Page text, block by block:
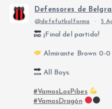
Defensores de
@defefutbolforma · 5
¡Final del partido!
Almirante Brown 0-
All Boys.
#VamosLosPibes
#VamosDragón